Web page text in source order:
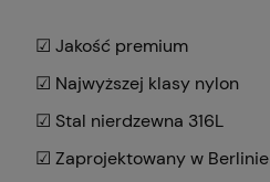
☑ Jakość premium
☑ Najwyższej klasy nylon
☑ Stal nierdzewna 316L
☑ Zaprojektowany w Berlinie